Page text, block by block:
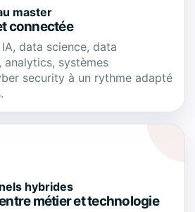
master
connectée
data science, data
analytics, systèmes
security à un rythme adapté
hybrides
métier et technologie